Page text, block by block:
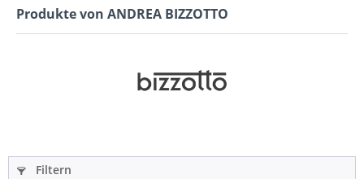
Produkte von ANDREA BIZZOTTO
Filtern